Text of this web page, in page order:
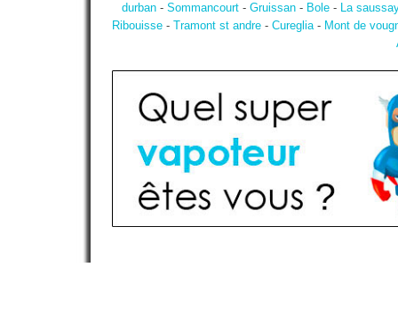
durban- Sommancourt- Gruissan- Bole- La
Ribouisse - Tramont st andre - Cureglia- Mont de